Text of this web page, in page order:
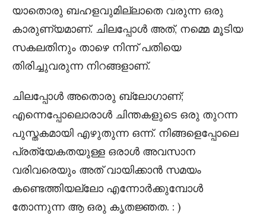
യാതൊരു ബഹളവുമില്ലാതെ വരുന്ന ഒരു
കാരുണ്യമാണ്. ചിലപ്പോൾ അത്, നമ്മെ മൂടിയ
സകലതിനും താഴെ നിന്ന് പതിയെ
തിരിച്ചുവരുന്ന നിറങ്ങളാണ്.
ചിലപ്പോൾ അതൊരു ബ്ലോഗാണ്;
എന്നെപ്പോലൊരാൾ ചിന്തകളുടെ ഒരു തുറന്ന
പുസ്തകമായി എഴുതുന്ന ഒന്ന്. നിങ്ങളെപ്പോലെ
പ്രത്യേകതയുള്ള ഒരാൾ അവസാന
വരിവരെയും അത് വായിക്കാൻ സമയം
കണ്ടെത്തിയല്ലോ എന്നോർക്കുമ്പോൾ
തോന്നുന്ന ആ ഒരു കൃതജ്ഞത. : )